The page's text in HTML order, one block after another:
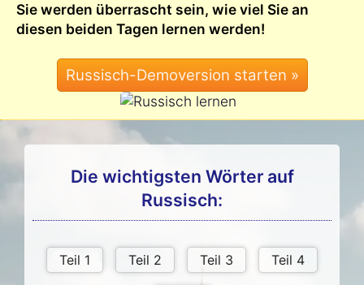
Sie werden überrascht sein, wie viel Sie an
diesen beiden Tagen lernen werden!
Die wichtigsten Wörter auf
Russisch: